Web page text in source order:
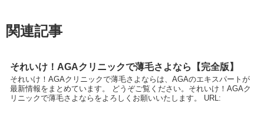
関連記事
それいけ！AGAクリニックで薄毛さよなら【完全版】
それいけ！AGAクリニックで薄毛さよならは、AGAのエキスパートが
最新情報をまとめています。 どうぞご覧ください。それいけ！AGAク
リニックで薄毛さよならをよろしくお願いいたします。 URL: